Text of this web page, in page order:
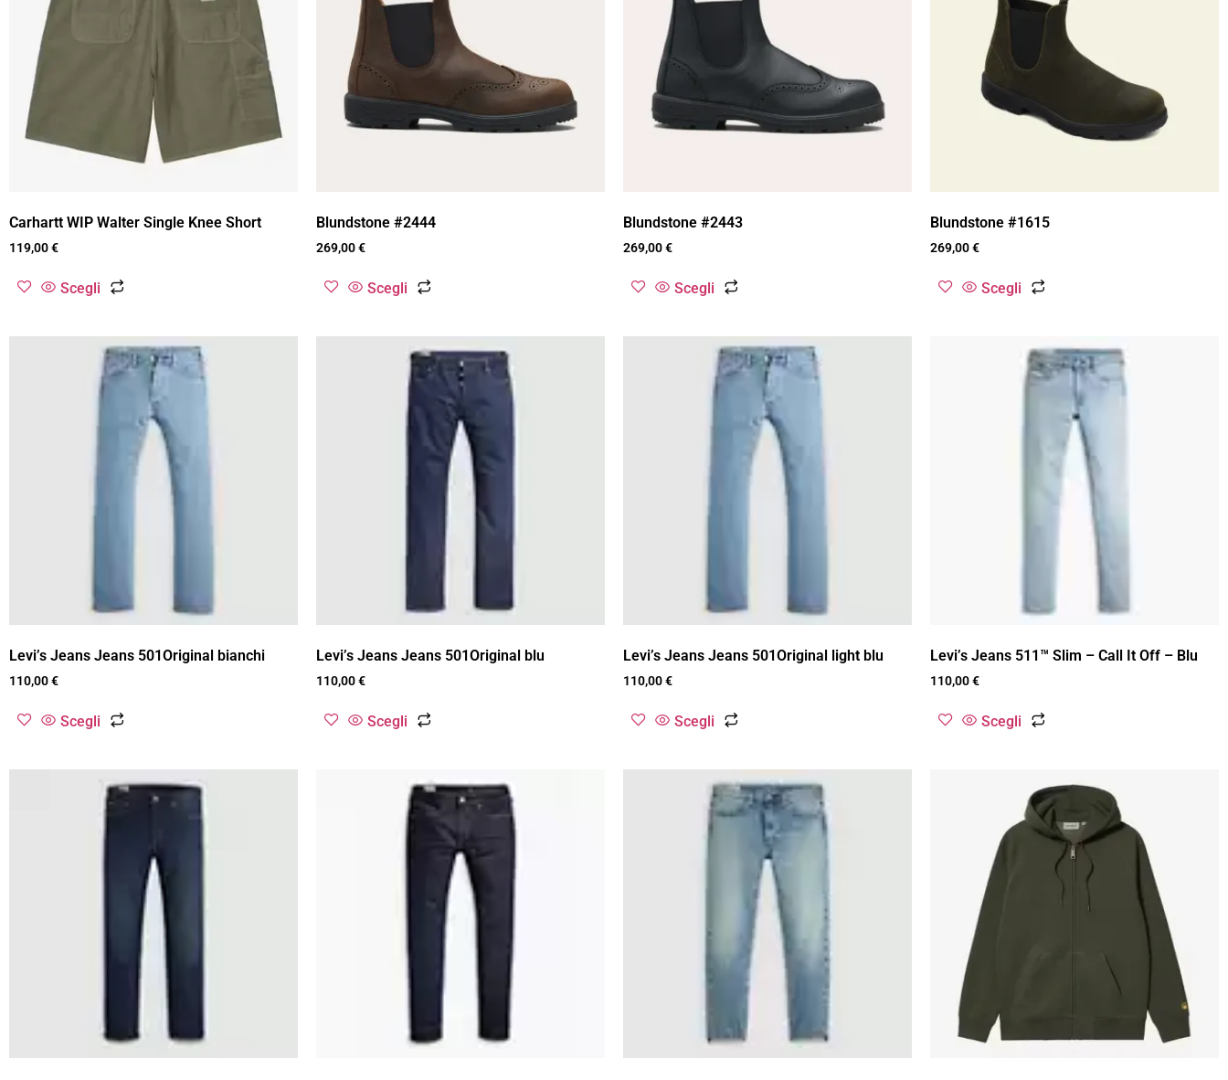
Carhartt WIP Walter Single Knee Short
119,00€
Scegli
Blundstone #2444
269,00€
Scegli
Blundstone #2443
269,00€
Scegli
Blundstone #1615
269,00€
Scegli
Levi’s Jeans Jeans 501Original bianchi
110,00€
Scegli
Levi’s Jeans Jeans 501Original blu
110,00€
Scegli
Levi’s Jeans Jeans 501Original light blu
110,00€
Scegli
Levi’s Jeans 511™ Slim – Call It Off – Blu
110,00€
Scegli